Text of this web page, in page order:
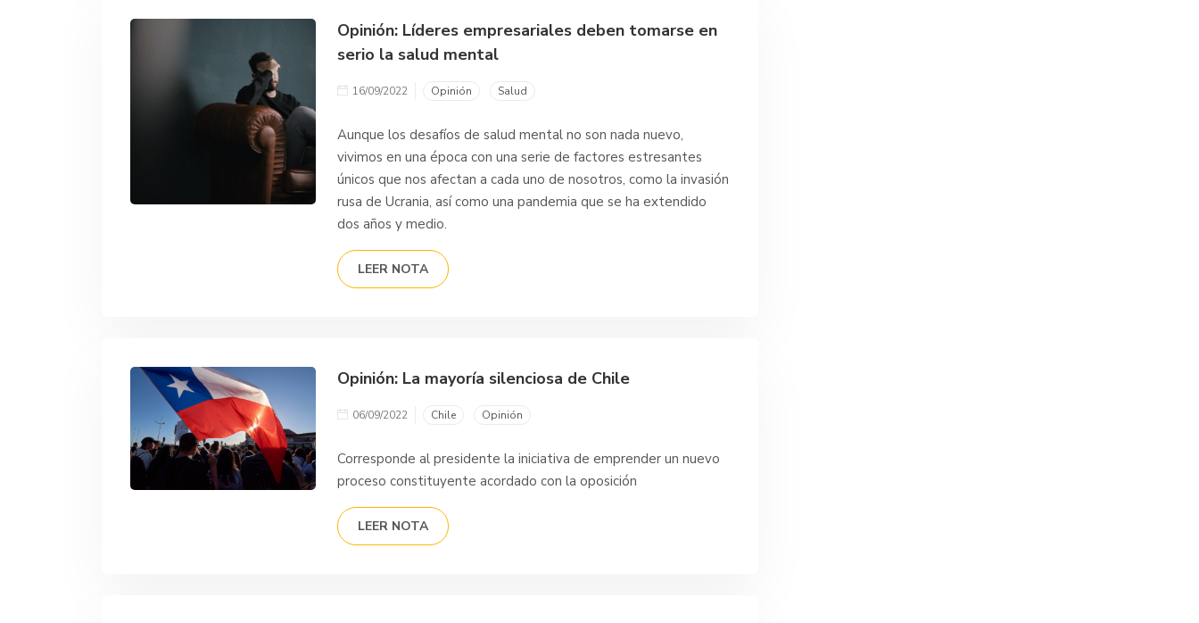
Opinión: Líderes empresariales deben tomarse en
serio la salud mental
16/09/2022 Opinión Salud
Aunque los desafíos de salud mental no son nada nuevo,
vivimos en una época con una serie de factores estresantes
únicos que nos afectan a cada uno de nosotros, como la invasión
rusa de Ucrania, así como una pandemia que se ha extendido
dos años y medio.
LEER NOTA
Opinión: La mayoría silenciosa de Chile
06/09/2022 Chile Opinión
Corresponde al presidente la iniciativa de emprender un nuevo
proceso constituyente acordado con la oposición
LEER NOTA